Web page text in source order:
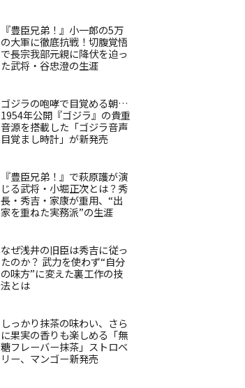
『豊臣兄弟！』小一郎の5万
の大軍に徹底抗戦！切腹覚悟
で長宗我部元親に降伏を迫っ
た武将・谷忠澄の生涯
ゴジラの咆哮で目覚める朝…
1954年公開『ゴジラ』の貴重
音源を搭載した「ゴジラ音声
目覚まし時計」が新発売
『豊臣兄弟！』で萩原護が演
じる武将・小堀正次とは？秀
長・秀吉・家康が重用、“出
家を重ねた実務派”の生涯
なぜ浅井の旧臣は秀吉に従っ
たのか？ 武力を使わず“自分
の味方”に変えた裏工作の技
法とは
しっかり抹茶の味わい、さら
に果実の香りも楽しめる「無
糖フレーバー抹茶」ストロベ
リー、マンゴー新発売